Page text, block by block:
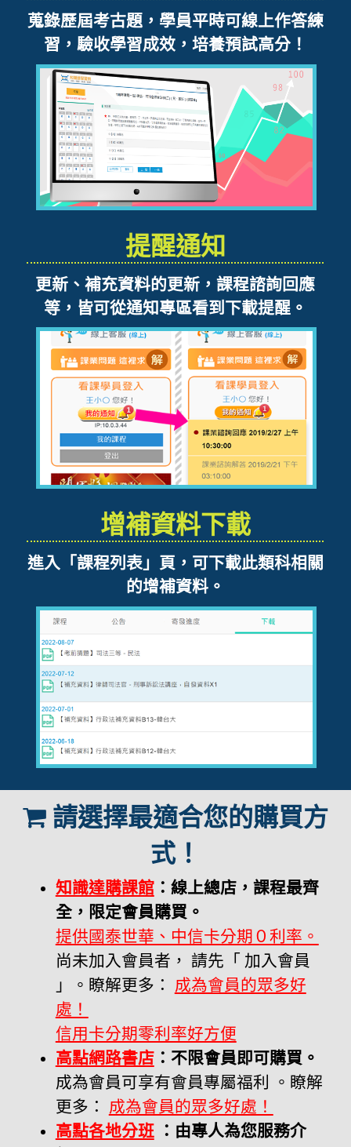
蒐錄歷屆考古題，學員平時可線上作答練
習，驗收學習成效，培養預試高分！
提醒通知
更新、補充資料的更新，課程諮詢回應
等，皆可從通知專區看到下載提醒。
增補資料下載
進入「課程列表」頁，可下載此類科相關
的增補資料。
請選擇最適合您的購買方
式！
知識達購課館：線上總店，課程最齊
全，限定會員購買。
提供國泰世華、中信卡分期０利率。
尚未加入會員者， 請先「 加入會員
」。瞭解更多： 成為會員的眾多好
處！
信用卡分期零利率好方便
高點網路書店：不限會員即可購買。
成為會員可享有會員專屬福利 。瞭解
更多： 成為會員的眾多好處！
高點各地分班：由專人為您服務介